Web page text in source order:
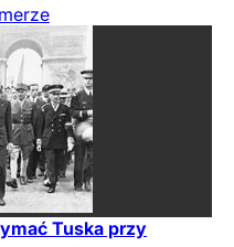
Tuska przy